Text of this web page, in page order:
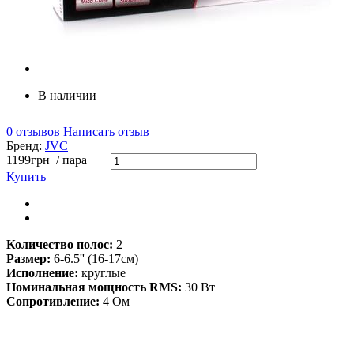
В наличии
0 отзывов Написать отзыв
Бренд: JVC
1199грн / пара
Купить
Количество полос: 2
Размер: 6-6.5'' (16-17см)
Исполнение: круглые
Номинальная мощность RMS: 30 Вт
Сопротивление: 4 Ом